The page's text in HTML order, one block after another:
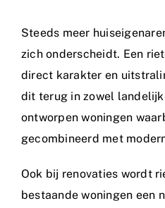
Steeds meer
zich onderscheidt. Een
direct karakter en
dit terug in zowel
ontworpen woningen
gecombineerd met
Ook bij renovaties wordt
bestaande woningen een